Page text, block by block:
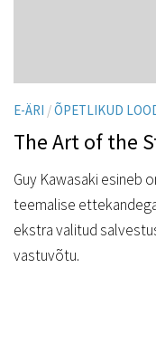
E-ÄRI /ÕPETLIKUD
The Art of the
Guy Kawasaki esineb
teemalise
ekstra valitud
vastuvõtu.